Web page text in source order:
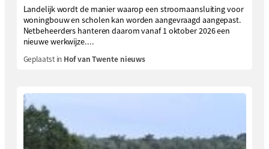
Landelijk wordt de manier waarop een stroomaansluiting voor
woningbouw en scholen kan worden aangevraagd aangepast.
Netbeheerders hanteren daarom vanaf 1 oktober 2026 een
nieuwe werkwijze....
Geplaatst in Hof van Twente nieuws